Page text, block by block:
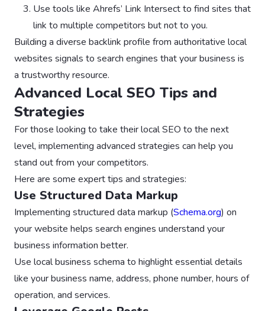
Use tools like Ahrefs’ Link Intersect to find sites that
link to multiple competitors but not to you.
Building a diverse backlink profile from authoritative local
websites signals to search engines that your business is
a trustworthy resource.
Advanced Local SEO Tips and
Strategies
For those looking to take their local SEO to the next
level, implementing advanced strategies can help you
stand out from your competitors.
Here are some expert tips and strategies:
Use Structured Data Markup
Implementing structured data markup (Schema.org) on
your website helps search engines understand your
business information better.
Use local business schema to highlight essential details
like your business name, address, phone number, hours of
operation, and services.